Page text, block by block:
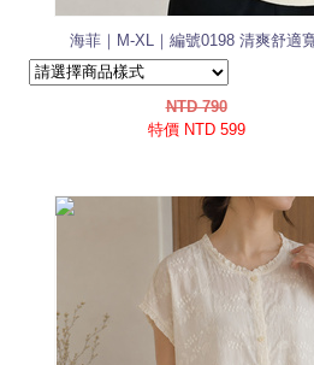
海菲｜M-XL｜編號0198 清爽舒適
NTD 790
特價 NTD 599